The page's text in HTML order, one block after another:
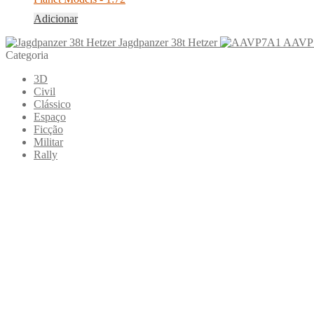
Adicionar
Jagdpanzer 38t Hetzer
Categoria
3D
Civil
Clássico
Espaço
Ficção
Militar
Rally